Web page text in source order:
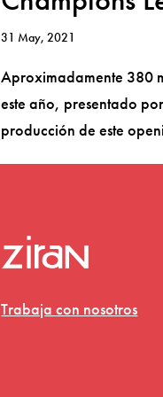
31 May, 2021
Aproximadamente 380
este año, presentado
producción de este
Trabaja con nosotros